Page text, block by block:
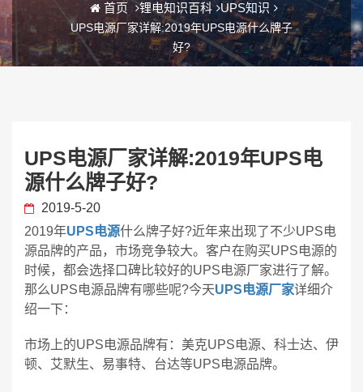
首页 锂电知识百科 UPS知识
UPS电源厂家详解:2019年UPS电源什么牌子
好?
UPS电源厂家详解:2019年UPS电
源什么牌子好?
2019-5-20
2019年UPS电源什么牌子好?近年来出现了不少UPS电
源品牌的产品，市场竞争较大。客户在购买UPS电源的
时候，都会选择口碑比较好的UPS电源厂家进行了解。
那么UPS电源品牌有哪些呢?今天UPS电源厂家详细介
绍一下：
市场上的UPS电源品牌有：美克UPS电源、科士达、伊
顿、艾默生、易事特、台达等UPS电源品牌。